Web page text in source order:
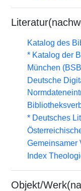
Katalog des
* Katalog der
München
Deutsche
* Deutsches
Gemeinsamer
Index
Objekt/